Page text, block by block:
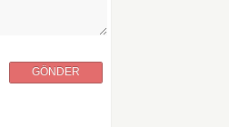
GÖNDER